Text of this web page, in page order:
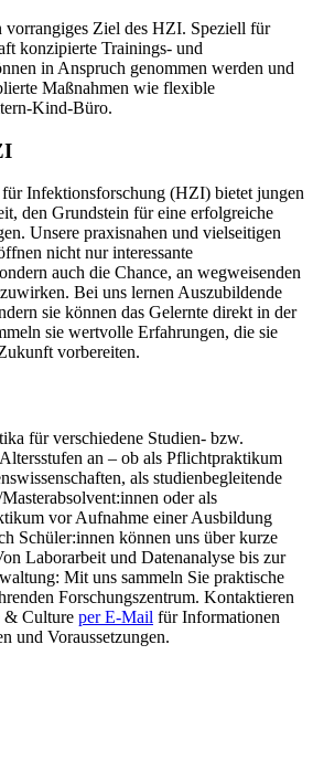
vorrangiges Ziel des HZI. Speziell für
konzipierte Trainings- und
in Anspruch genommen werden und
Maßnahmen wie flexible
Kind-Büro.
Infektionsforschung (HZI) bietet jungen
den Grundstein für eine erfolgreiche
Unsere praxisnahen und vielseitigen
nicht nur interessante
auch die Chance, an wegweisenden
Bei uns lernen Auszubildende
sie können das Gelernte direkt in der
sie wertvolle Erfahrungen, die sie
vorbereiten.
für verschiedene Studien- bzw.
an – ob als Pflichtpraktikum
als studienbegleitende
oder als
vor Aufnahme einer Ausbildung
Schüler:innen können uns über kurze
Laborarbeit und Datenanalyse bis zur
Mit uns sammeln Sie praktische
Forschungszentrum. Kontaktieren
& Culture per E-Mail für Informationen
und Voraussetzungen.